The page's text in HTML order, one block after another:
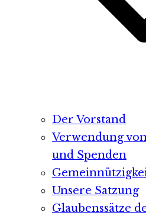
Der Vorstand
Verwendung
und Spenden
Unsere Satzung
Glaubenssätze